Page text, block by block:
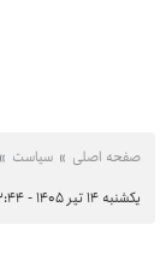
صفحه اصلی سیاست
یکشنبه ۱۴ تیر ۱۴۰۵ - ۱۳:۴۴